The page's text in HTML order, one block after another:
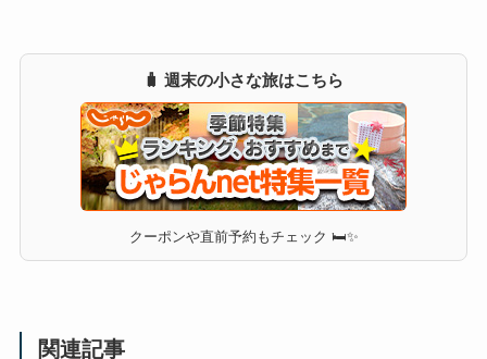
🧳 週末の小さな旅はこちら
クーポンや直前予約もチェック 🛏✨
関連記事